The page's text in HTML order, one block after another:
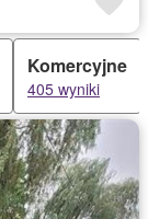
Komercyjne
405 wyniki